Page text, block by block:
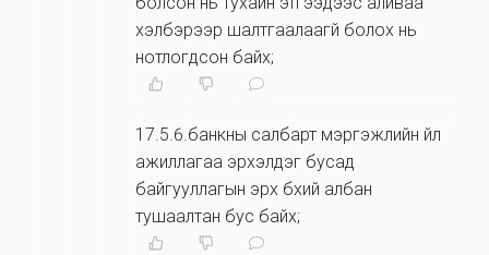
хэлбэрээр шалтгаалаагүй болох нь
нотлогдсон байх;
17.5.6.банкны салбарт мэргэжлийн үйл
ажиллагаа эрхэлдэг бусад
байгууллагын эрх бүхий албан
тушаалтан бус байх;